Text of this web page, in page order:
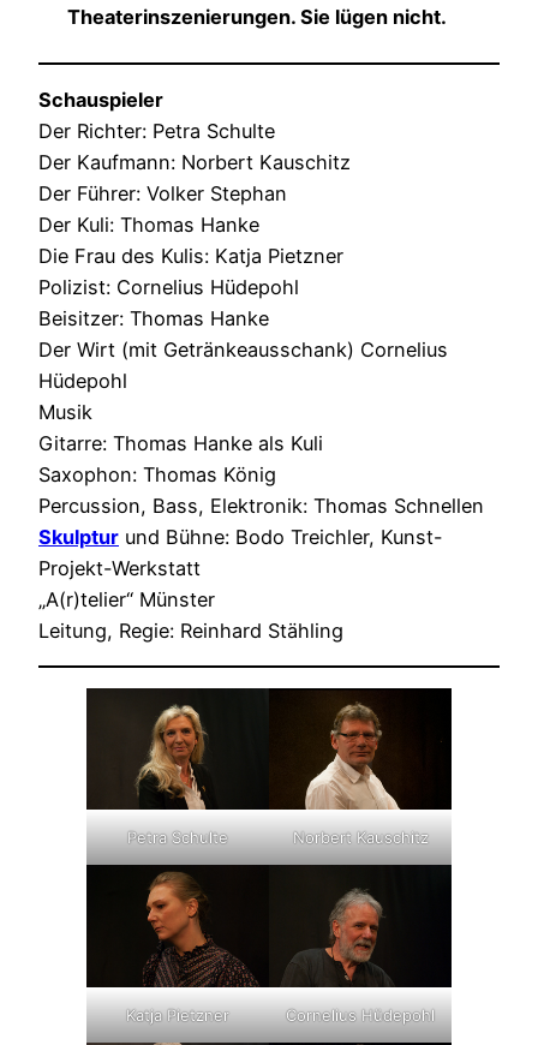
Theaterinszenierungen. Sie lügen nicht.
Schauspieler
Der Richter: Petra Schulte
Der Kaufmann: Norbert Kauschitz
Der Führer: Volker Stephan
Der Kuli: Thomas Hanke
Die Frau des Kulis: Katja Pietzner
Polizist: Cornelius Hüdepohl
Beisitzer: Thomas Hanke
Der Wirt (mit Getränkeausschank) Cornelius
Hüdepohl
Musik
Gitarre: Thomas Hanke als Kuli
Saxophon: Thomas König
Percussion, Bass, Elektronik: Thomas Schnellen
Skulptur und Bühne: Bodo Treichler, Kunst-
Projekt-Werkstatt
„A(r)telier“ Münster
Leitung, Regie: Reinhard Stähling
Petra Schulte Norbert Kauschitz
Katja Pietzner Cornelius Hüdepohl